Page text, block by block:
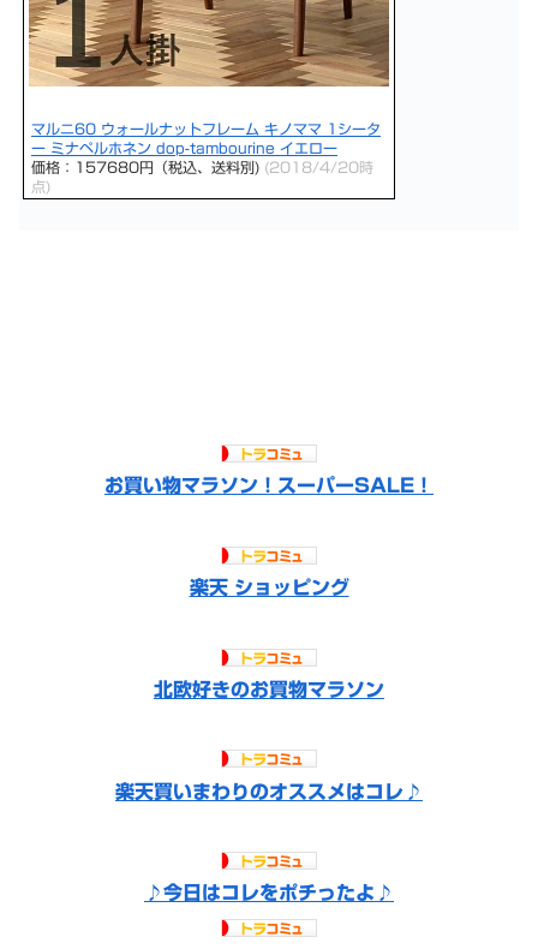
マルニ60 ウォールナットフレーム キノママ 1シータ
ー ミナペルホネン dop-tambourine イエロー
価格：157680円（税込、送料別) (2018/4/20時
点)
お買い物マラソン！スーパーSALE！
楽天 ショッピング
北欧好きのお買物マラソン
楽天買いまわりのオススメはコレ♪
♪今日はコレをポチったよ♪